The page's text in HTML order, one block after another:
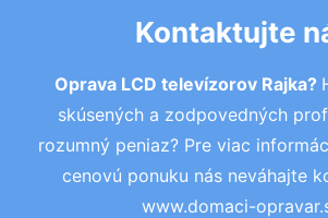
Kontaktujte
Oprava LCD televízorov Rajka?
skúsených a zodpovedných
rozumný peniaz? Pre viac
cenovú ponuku nás neváhajte
www.domaci-